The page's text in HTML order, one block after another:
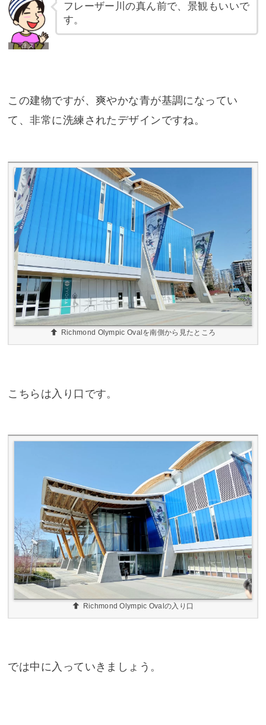
フレーザー川の真ん前で、景観もいいで
す。
この建物ですが、爽やかな青が基調になってい
て、非常に洗練されたデザインですね。
Richmond Olympic Ovalを南側から見たところ
こちらは入り口です。
Richmond Olympic Ovalの入り口
では中に入っていきましょう。